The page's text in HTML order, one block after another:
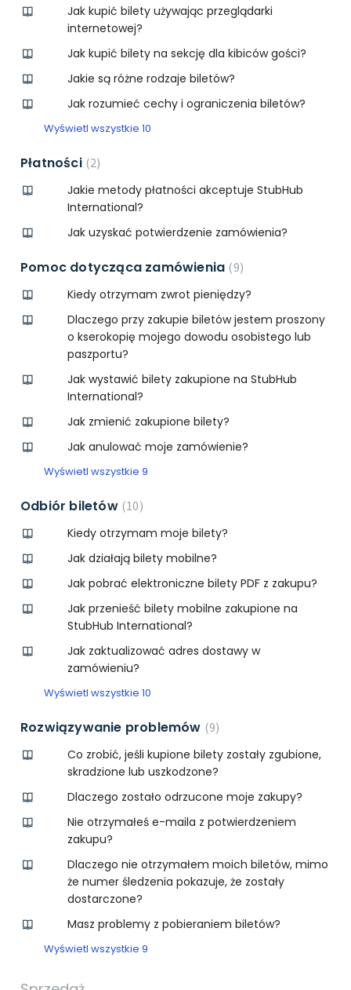
Jak kupić bilety używając przeglądarki
internetowej?
Jak kupić bilety na sekcję dla kibiców gości?
Jakie są różne rodzaje biletów?
Jak rozumieć cechy i ograniczenia biletów?
Wyświetl wszystkie 10
Płatności 2
Jakie metody płatności akceptuje StubHub
International?
Jak uzyskać potwierdzenie zamówienia?
Pomoc dotycząca zamówienia 9
Kiedy otrzymam zwrot pieniędzy?
Dlaczego przy zakupie biletów jestem proszony
o kserokopię mojego dowodu osobistego lub
paszportu?
Jak wystawić bilety zakupione na StubHub
International?
Jak zmienić zakupione bilety?
Jak anulować moje zamówienie?
Wyświetl wszystkie 9
Odbiór biletów 10
Kiedy otrzymam moje bilety?
Jak działają bilety mobilne?
Jak pobrać elektroniczne bilety PDF z zakupu?
Jak przenieść bilety mobilne zakupione na
StubHub International?
Jak zaktualizować adres dostawy w
zamówieniu?
Wyświetl wszystkie 10
Rozwiązywanie problemów 9
Co zrobić, jeśli kupione bilety zostały zgubione,
skradzione lub uszkodzone?
Dlaczego zostało odrzucone moje zakupy?
Nie otrzymałeś e-maila z potwierdzeniem
zakupu?
Dlaczego nie otrzymałem moich biletów, mimo
że numer śledzenia pokazuje, że zostały
dostarczone?
Masz problemy z pobieraniem biletów?
Wyświetl wszystkie 9